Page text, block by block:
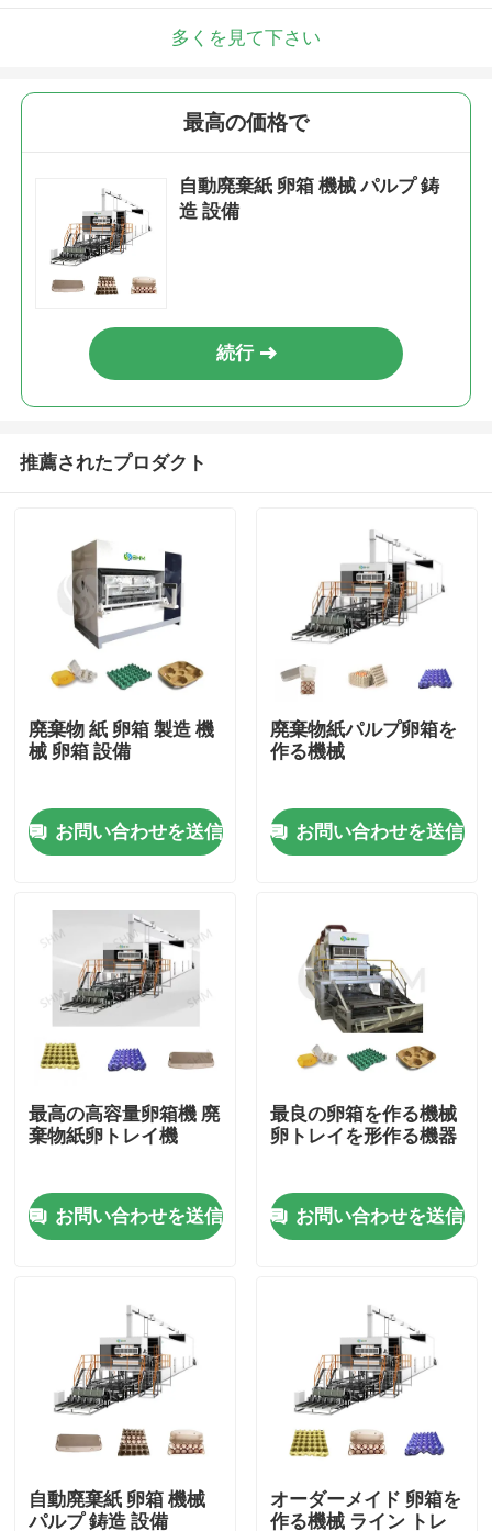
企業情報
会社案内
お問い合わせ
形成されたパルプ機械
形成テーブルウェア機械をパルプにしなさい
バガスのパルプの成形機
多くを見て下さい
最高の価格で
自動廃棄紙 卵箱 機械 パルプ 鋳
造 設備
続行
推薦されたプロダクト
廃棄物 紙 卵箱 製造 機
械 卵箱 設備
お問い合わせを送信
廃棄物紙パルプ卵箱を
作る機械
お問い合わせを送信
最高の高容量卵箱機 廃
棄物紙卵トレイ機
お問い合わせを送信
最良の卵箱を作る機械
卵トレイを形作る機器
お問い合わせを送信
自動廃棄紙 卵箱 機械
パルプ 鋳造 設備
オーダーメイド 卵箱を
作る機械 ライン トレ